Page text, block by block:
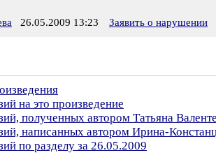
26.05.2009 13:23 Заявить о нарушении
на это произведение
полученных автором Татьяна
написанных автором Ирина-
по разделу за 26.05.2009